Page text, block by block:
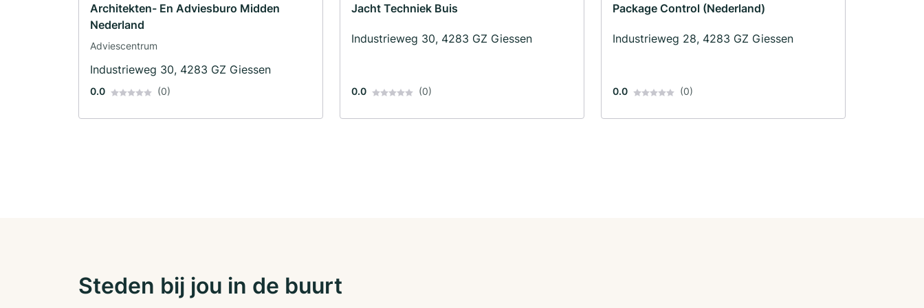
Architekten- En Adviesburo Midden
Nederland
Adviescentrum
Industrieweg 30, 4283 GZ Giessen
0.0 (0)
Jacht Techniek Buis
Industrieweg 30, 4283 GZ Giessen
0.0 (0)
Package Control (Nederland)
Industrieweg 28, 4283 GZ Giessen
0.0 (0)
Steden bij jou in de buurt